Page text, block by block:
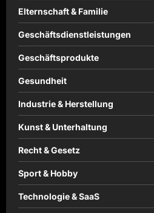
Elternschaft & Familie
Geschäftsdienstleistungen
Geschäftsprodukte
Gesundheit
Industrie & Herstellung
Kunst & Unterhaltung
Recht & Gesetz
Sport & Hobby
Technologie & SaaS